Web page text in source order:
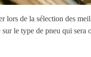
de la sélection des
le type de pneu qui